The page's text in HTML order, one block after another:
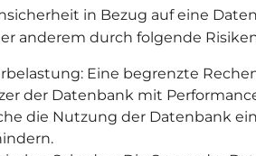
in Bezug auf eine
anderem durch folgende
Eine begrenzte
der Datenbank mit
die Nutzung der Datenbank